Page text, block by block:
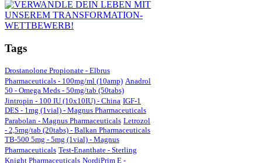
Tags
Drostanolone Propionate - Elbrus
Pharmaceuticals - 100mg/ml (10amp) Anadrol
50 - Omega Meds - 50mg/tab (50tabs)
Jintropin - 100 IU (10x10IU) - China IGF-1
DES - 1mg (1vial) - Magnus Pharmaceuticals
Parabolan - Magnus Pharmaceuticals Letrozol
- 2,5mg/tab (20tabs) - Balkan Pharmaceuticals
TB-500 5mg - 5mg (1vial) - Magnus
Pharmaceuticals Test-Enanthate - Sterling
Knight Pharmaceuticals NordiPrim E -